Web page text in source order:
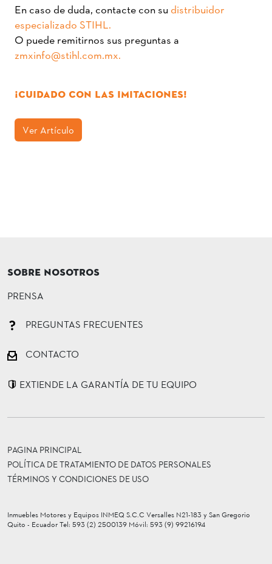
En caso de duda, contacte con su distribuidor
especializado STIHL.
O puede remitirnos sus preguntas a
zmxinfo@stihl.com.mx.
¡CUIDADO CON LAS IMITACIONES!
Ver Artículo
SOBRE NOSOTROS
PRENSA
PREGUNTAS FRECUENTES
CONTACTO
EXTIENDE LA GARANTÍA DE TU EQUIPO
PAGINA PRINCIPAL
POLÍTICA DE TRATAMIENTO DE DATOS PERSONALES
TÉRMINOS Y CONDICIONES DE USO
Inmuebles Motores y Equipos INMEQ S.C.C Versalles N21-183 y San Gregorio
Quito - Ecuador Tel: 593 (2) 2500139 Móvil: 593 (9) 99216194